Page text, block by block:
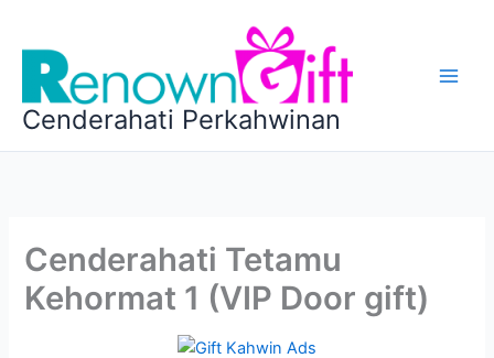
content
Cenderahati Perkahwinan
Cenderahati Tetamu
Kehormat 1 (VIP Door gift)